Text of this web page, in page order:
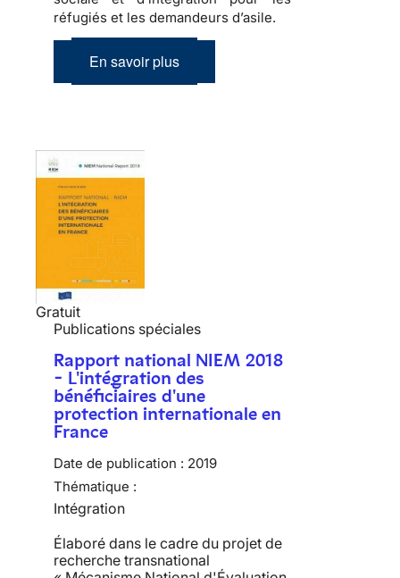
réfugiés et les demandeurs d’asile.
En savoir plus
Gratuit
Publications spéciales
Rapport national NIEM 2018
- L'intégration des
bénéficiaires d'une
protection internationale en
France
Date de publication : 2019
Thématique :
Intégration
Élaboré dans le cadre du projet de
recherche transnational